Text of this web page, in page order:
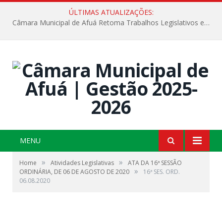
ÚLTIMAS ATUALIZAÇÕES:
Câmara Municipal de Afuá Retoma Trabalhos Legislativos em Sessão Ordinária
MENU
Home » Atividades Legislativas »
ATA DA 16ª SESSÃO
ORDINÁRIA, DE 06 DE AGOSTO DE 2020 »
16ª SES. ORD.
06.08.2020